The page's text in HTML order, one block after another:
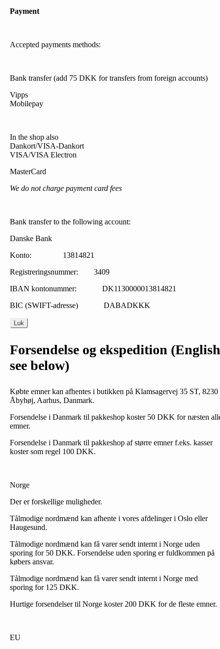
Payment
Accepted payments methods:
Bank transfer (add 75 DKK for transfers from foreign accounts)
Vipps
Mobilepay
In the shop also
Dankort/VISA-Dankort
VISA/VISA Electron
MasterCard
We do not charge payment card fees
Bank transfer to the following account:
Danske Bank
Konto: 13814821
Registreringsnummer: 3409
IBAN kontonummer: DK1130000013814821
BIC (SWIFT-adresse) DABADKKK
Luk
Forsendelse og ekspedition (English
see below)
Købte emner kan afhentes i butikken på Klamsagervej 35 ST, 8230
Åbyhøj, Aarhus, Danmark.
Forsendelse i Danmark til pakkeshop koster 50 DKK for næsten
emner.
Forsendelse i Danmark til pakkeshop af større emner f.eks. kasser
koster som regel 100 DKK.
Norge
Der er forskellige muligheder.
Tålmodige nordmænd kan afhente i vores afdelinger i Oslo eller
Haugesund.
Tålmodige nordmænd kan få varer sendt internt i Norge uden
sporing for 50 DKK. Forsendelse uden sporing er fuldkommen på
købers ansvar.
Tålmodige nordmænd kan få varer sendt internt i Norge med
sporing for 125 DKK.
Hurtige forsendelser til Norge koster 200 DKK for de fleste emner.
EU